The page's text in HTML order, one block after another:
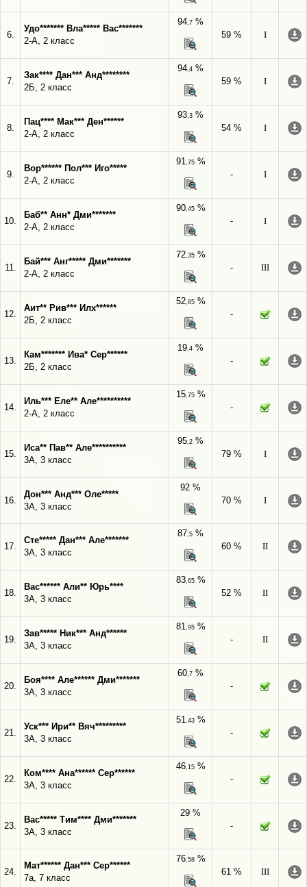
6.
Удо******* Вла***** Вас*******
2-А, 2 класс
94,7 %
59 %
I
7.
Зак**** Дан*** Анд********
2Б, 2 класс
94,4 %
59 %
I
8.
Пац**** Мак*** Ден******
2-А, 2 класс
93,3 %
54 %
I
9.
Вор****** Пол*** Иго*****
2-А, 2 класс
91,75%
-
I
10.
Баб** Анн* Дми*******
2-А, 2 класс
90,45%
-
I
11.
Бай*** Анг***** Дми*******
2-А, 2 класс
72,35%
-
III
12.
Аит** Рив*** Илх******
2Б, 2 класс
52,65%
-
13.
Кам******* Ива* Сер******
2Б, 2 класс
19,4 %
-
14.
Иль*** Еле** Але**********
2-А, 2 класс
15,75%
-
15.
Иса** Пав** Але**********
3А, 3 класс
95,2 %
79 %
I
16.
Дон*** Анд*** Оле*****
3А, 3 класс
92 %
70 %
I
17.
Сте***** Дан*** Але*******
3А, 3 класс
87,5 %
60 %
II
18.
Вас****** Али** Юрь****
3А, 3 класс
83,65%
52 %
II
19.
Зав***** Ник*** Анд******
3А, 3 класс
81,95%
-
II
20.
Боя**** Але****** Дми*******
3А, 3 класс
60,7 %
-
21.
Уск*** Ири** Вяч*********
3А, 3 класс
51,43%
-
22.
Ком**** Ана****** Сер******
3А, 3 класс
46,15%
-
23.
Вас***** Тим**** Дми*******
3А, 3 класс
29 %
-
24.
Мат****** Дан*** Сер******
7а, 7 класс
76,58%
61 %
III